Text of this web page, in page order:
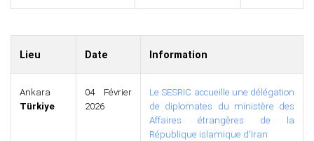
Lieu Date Information
Ankara
Türkiye
04 Février
2026
Le SESRIC accueille une délégation
de diplomates du ministère des
Affaires étrangères de la
République islamique d'Iran